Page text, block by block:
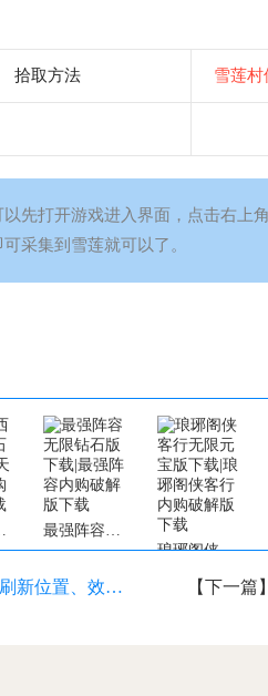
拾取方法 雪莲村
先打开游戏进入界面，点击右上
采集到雪莲就可以了。
版
最强阵容变态版
琅琊阁侠客行变态版
永劫无间雪莲全攻略，刷新位置、效果机制与实战运用 【下一篇】